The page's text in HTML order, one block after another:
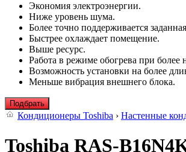
Экономия электроэнергии.
Ниже уровень шума.
Более точно поддерживается
Быстрее охлаждает помещение.
Выше ресурс.
Работа в режиме обогрева при более
Возможность установки на более
Меньше вибрация внешнего блока.
Подбрать
Кондиционеры Toshiba › Настенные
Toshiba RAS-